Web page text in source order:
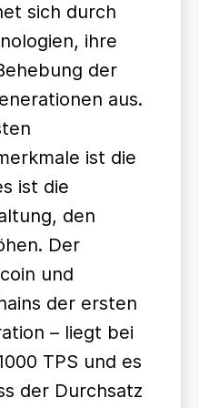
sich durch
ihre
der
aus.
ist die
ist die
den
Der
und
der ersten
– liegt bei
TPS und es
der Durchsatz